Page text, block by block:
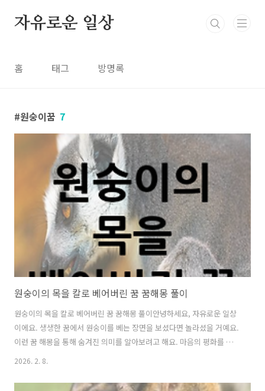
자유로운 일상
홈 태그 방명록
원숭이꿈 7
원숭이의 목을 칼로 베어버린 꿈 꿈해몽 풀이
원숭이의 목을 칼로 베어버린 꿈 꿈해몽 풀이안녕하세요, 자유로운 일상
이에요. 생생한 꿈에서 원숭이를 베는 장면을 보셨다면 놀라셨을 거예요.
이런 꿈 해몽을 통해 숨겨진 의미를 알아보려고 해요. 마음의 평화를 찾
는 데 도움이 되길 바라요.원숭이 꿈의 기본 상징원숭이는 장난기 많고
는 주변의 속임수나 헛된 욕심을 상징하죠. 꿈에서 원숭이가 나오면 일상
2026. 2. 8.